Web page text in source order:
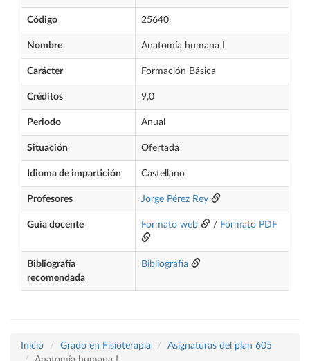
Código 25640
Nombre Anatomía humana I
Carácter Formación Básica
Créditos 9,0
Periodo Anual
Situación Ofertada
Idioma de impartición Castellano
Profesores Jorge Pérez Rey
Guía docente Formato web / Formato PDF
Bibliografía
recomendada
Bibliografía
Inicio Grado en Fisioterapia
Asignaturas del plan 605